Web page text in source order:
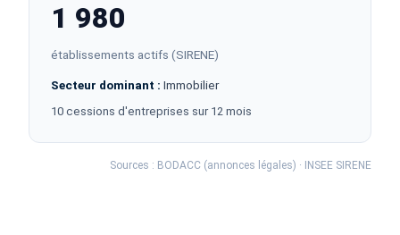
1 980
établissements actifs (SIRENE)
Secteur dominant : Immobilier
10 cessions d'entreprises sur 12 mois
Sources : BODACC (annonces légales) · INSEE SIRENE